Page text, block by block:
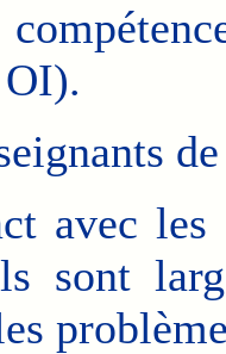
avec les
sont